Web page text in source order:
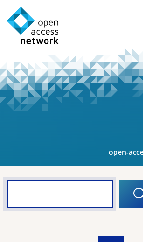
open-